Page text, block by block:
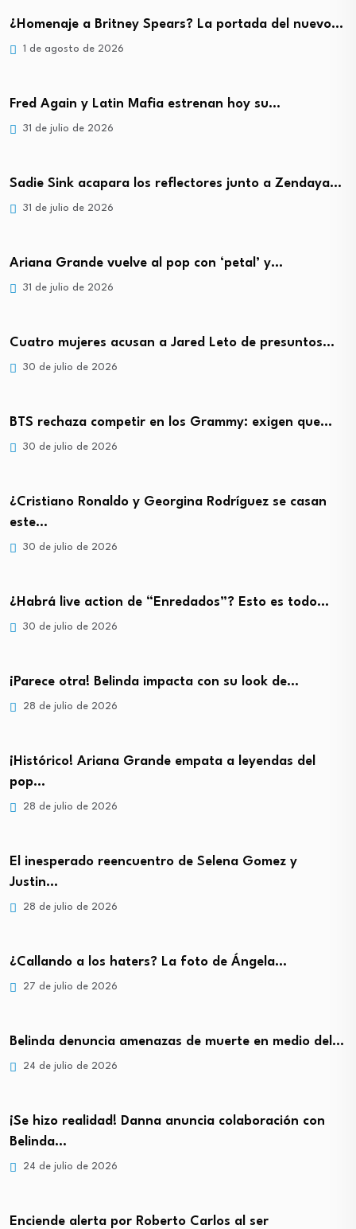
¿Homenaje a Britney Spears? La portada del nuevo…
1 de agosto de 2026
Fred Again y Latin Mafia estrenan hoy su…
31 de julio de 2026
Sadie Sink acapara los reflectores junto a Zendaya…
31 de julio de 2026
Ariana Grande vuelve al pop con ‘petal’ y…
31 de julio de 2026
Cuatro mujeres acusan a Jared Leto de presuntos…
30 de julio de 2026
BTS rechaza competir en los Grammy: exigen que…
30 de julio de 2026
¿Cristiano Ronaldo y Georgina Rodríguez se casan
este…
30 de julio de 2026
¿Habrá live action de “Enredados”? Esto es todo…
30 de julio de 2026
¡Parece otra! Belinda impacta con su look de…
28 de julio de 2026
¡Histórico! Ariana Grande empata a leyendas del
pop…
28 de julio de 2026
El inesperado reencuentro de Selena Gomez y
Justin…
28 de julio de 2026
¿Callando a los haters? La foto de Ángela…
27 de julio de 2026
Belinda denuncia amenazas de muerte en medio del…
24 de julio de 2026
¡Se hizo realidad! Danna anuncia colaboración con
Belinda…
24 de julio de 2026
Enciende alerta por Roberto Carlos al ser